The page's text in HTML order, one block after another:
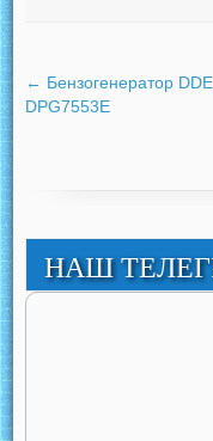
← Бензогенератор DDE
DPG7553E
НАШ